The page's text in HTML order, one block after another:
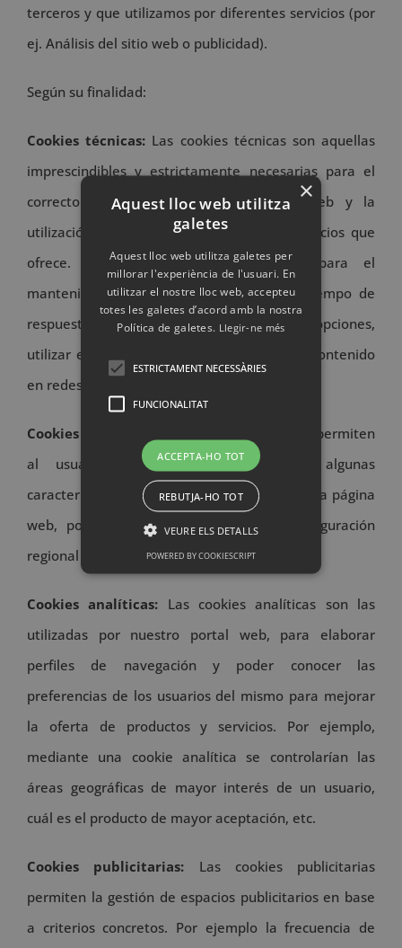
terceros y que utilizamos por diferentes servicios (por
ej. Análisis del sitio web o publicidad).
Según su finalidad:
Cookies técnicas: Las cookies técnicas son aquellas
imprescindibles y estrictamente necesarias para el
correcto funcionamiento de un portal web y la
utilización de las diferentes opciones y servicios que
ofrece. Por ejemplo, las que sirven para el
mantenimiento de la sesión, gestión del tiempo de
respuesta, rendimiento o validación de opciones,
utilizar elementos de seguridad, compartir contenido
en redes sociales, etc.
Cookies de personalización:
Estas cookies permiten
al usuario especificar o personalizar algunas
características de las opciones generales de la página
web, por ejemplo, definir el idioma, configuración
regional o tipos de navegador.
Cookies analíticas: Las cookies analíticas son las
utilizadas por nuestro portal web, para elaborar
perfiles de navegación y poder conocer las
preferencias de los usuarios del mismo para mejorar
la oferta de productos y servicios. Por ejemplo,
mediante una cookie analítica se controlarían las
áreas geográficas de mayor interés de un usuario,
cuál es el producto de mayor aceptación, etc.
Cookies publicitarias: Las cookies publicitarias
permiten la gestión de espacios publicitarios en base
a criterios concretos. Por ejemplo la frecuencia de
×
Aquest lloc web utilitza
galetes
Aquest lloc web utilitza galetes per
millorar l'experiència de l'usuari. En
utilitzar el nostre lloc web, accepteu
totes les galetes d’acord amb la nostra
Política de galetes. Llegir-ne més
ESTRICTAMENT NECESSÀRIES
FUNCIONALITAT
ACCEPTA-HO TOT
REBUTJA-HO TOT
VEURE ELS DETALLS
POWERED BY COOKIESCRIPT